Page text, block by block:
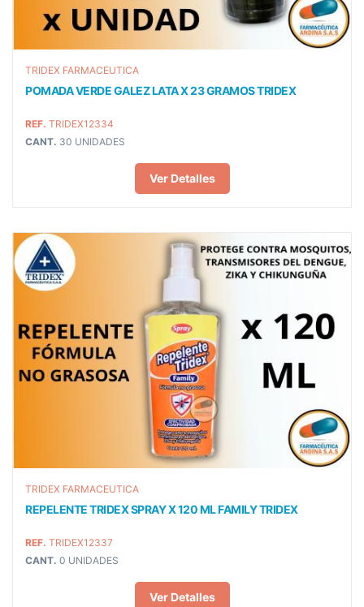
TRIDEX FARMACEUTICA
POMADA VERDE GALEZ LATA X 23 GRAMOS TRIDEX
REF. TRIDEX12334
CANT. 30 UNIDADES
Ver Detalles
TRIDEX FARMACEUTICA
REPELENTE TRIDEX SPRAY X 120 ML FAMILY TRIDEX
REF. TRIDEX12337
CANT. 0 UNIDADES
Ver Detalles